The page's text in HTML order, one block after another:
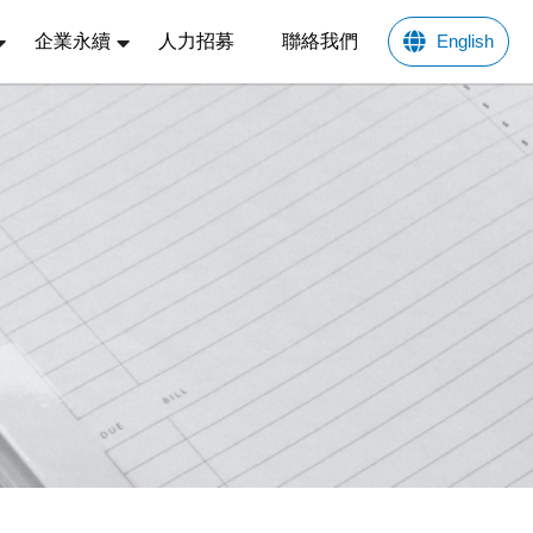
企業永續 人力招募 聯絡我們 English